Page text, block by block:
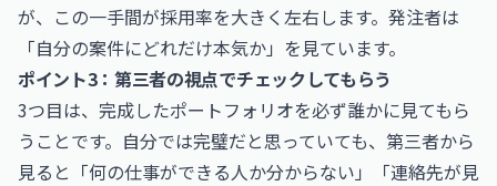
が、この一手間が採用率を大きく左右します。発注者は
「自分の案件にどれだけ本気か」を見ています。
ポイント3：第三者の視点でチェックしてもらう
3つ目は、完成したポートフォリオを必ず誰かに見てもら
うことです。自分では完璧だと思っていても、第三者から
見ると「何の仕事ができる人か分からない」「連絡先が見